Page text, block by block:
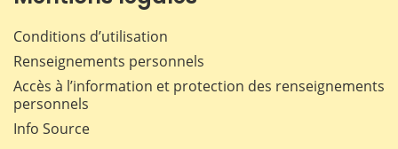
Conditions d’utilisation
Renseignements personnels
Accès à l’information et protection des renseignements
personnels
Info Source